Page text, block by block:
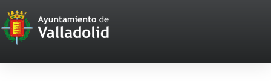
Portal
Web
del